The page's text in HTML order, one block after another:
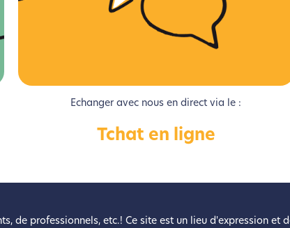
ça vous concerne
ce site Internet dans le cadre d’une démarche forte
diminuer drastiquement les besoins énergétiques
Merci pour votre contribution !
Echanger avec nous en direct via le :
Tchat en ligne
de professionnels, etc.! Ce site est un lieu d'expression et